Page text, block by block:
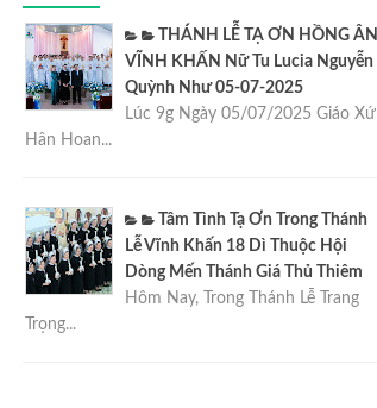
THÁNH LỄ TẠ ƠN HỒNG ÂN
VĨNH KHẤN Nữ Tu Lucia Nguyễn
Quỳnh Như 05-07-2025
Lúc 9g Ngày 05/07/2025 Giáo Xứ
Hân Hoan...
Tâm Tình Tạ Ơn Trong Thánh
Lễ Vĩnh Khấn 18 Dì Thuộc Hội
Dòng Mến Thánh Giá Thủ Thiêm
Hôm Nay, Trong Thánh Lễ Trang
Trọng...